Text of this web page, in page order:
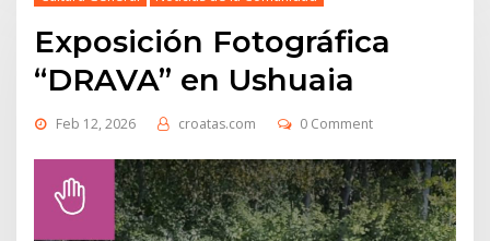
Exposición Fotográfica
“DRAVA” en Ushuaia
Feb 12, 2026 croatas.com 0 Comment